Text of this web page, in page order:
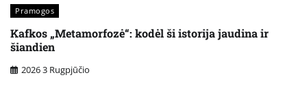
Pramogos
Kafkos „Metamorfozė“: kodėl ši istorija jaudina ir
šiandien
2026 3 Rugpjūčio